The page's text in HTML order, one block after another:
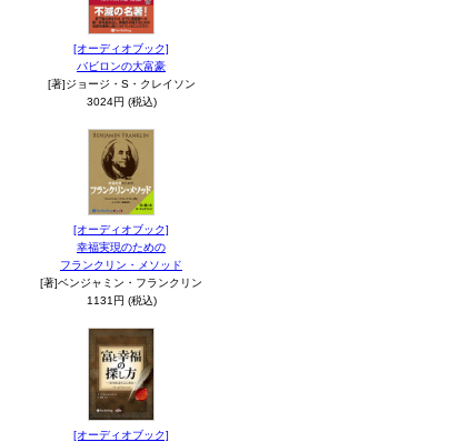
[オーディオブック]
バビロンの大富豪
[著]ジョージ・S・クレイソン
3024円 (税込)
[オーディオブック]
幸福実現のための
フランクリン・メソッド
[著]ベンジャミン・フランクリン
1131円 (税込)
[オーディオブック]